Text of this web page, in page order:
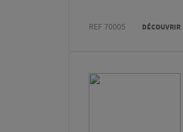
REF 70005 DÉCOUVRIR